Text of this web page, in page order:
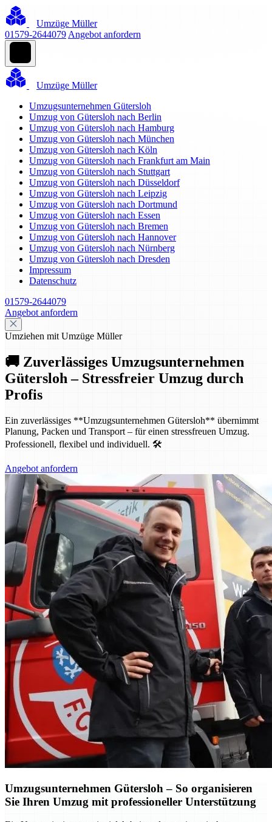
Umzüge Müller
01579-2644079 Angebot anfordern
Umzüge Müller
Umzugsunternehmen Gütersloh
Umzug von Gütersloh nach Berlin
Umzug von Gütersloh nach Hamburg
Umzug von Gütersloh nach München
Umzug von Gütersloh nach Köln
Umzug von Gütersloh nach Frankfurt am Main
Umzug von Gütersloh nach Stuttgart
Umzug von Gütersloh nach Düsseldorf
Umzug von Gütersloh nach Leipzig
Umzug von Gütersloh nach Dortmund
Umzug von Gütersloh nach Essen
Umzug von Gütersloh nach Bremen
Umzug von Gütersloh nach Hannover
Umzug von Gütersloh nach Nürnberg
Umzug von Gütersloh nach Dresden
Impressum
Datenschutz
01579-2644079
Angebot anfordern
Umziehen mit Umzüge Müller
🚚 Zuverlässiges Umzugsunternehmen
Gütersloh – Stressfreier Umzug durch
Profis
Ein zuverlässiges **Umzugsunternehmen Gütersloh** übernimmt
Planung, Packen und Transport – für einen stressfreuen Umzug.
Professionell, flexibel und individuell. 🛠️
Angebot anfordern
Umzugsunternehmen Gütersloh – So organisieren
Sie Ihren Umzug mit professioneller Unterstützung